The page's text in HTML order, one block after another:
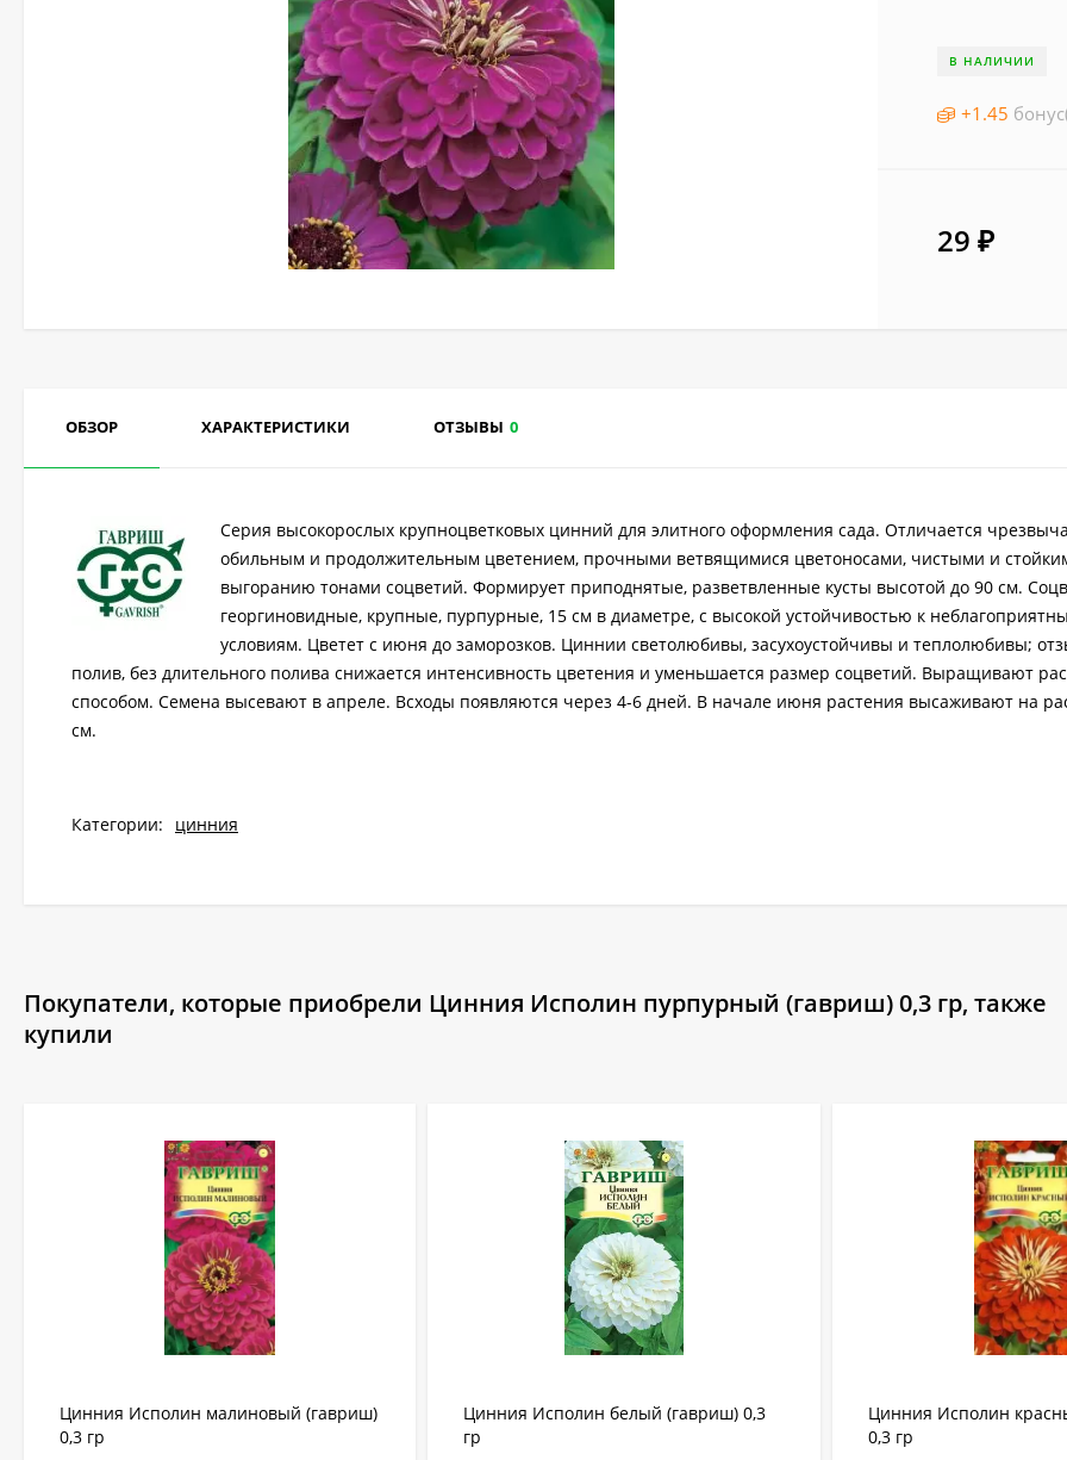
В НАЛИЧИИ
+1.45
29₽
ОБЗОР ХАРАКТЕРИСТИКИ ОТЗЫВЫ 0
Серия высокорослых крупноцветковых цинний для элитного оформления сада. Отличается
обильным и продолжительным цветением, прочными ветвящимися цветоносами, чистыми и
выгоранию тонами соцветий. Формирует приподнятые, разветвленные кусты высотой до 90 см.
георгиновидные, крупные, пурпурные, 15 см в диаметре, с высокой устойчивостью к
условиям. Цветет с июня до заморозков. Циннии светолюбивы, засухоустойчивы и теплолюбивы;
полив, без длительного полива снижается интенсивность цветения и уменьшается размер соцветий. Выращивают
способом. Семена высевают в апреле. Всходы появляются через 4-6 дней. В начале июня растения высаживают на
см.
Категории: цинния
Покупатели, которые приобрели Цинния Исполин пурпурный (гавриш) 0,3 гр, также
купили
Цинния Исполин малиновый (гавриш)
0,3 гр
Цинния Исполин белый (гавриш) 0,3
гр
Цинния Исполин
0,3 гр